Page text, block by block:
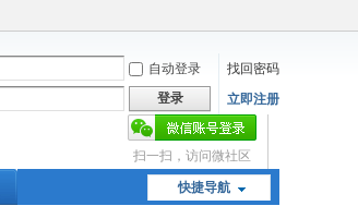
自动登录
找回密码
登录 立即注册
扫一扫，访问微社区
快捷导航